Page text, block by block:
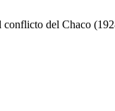
conflicto del Chaco